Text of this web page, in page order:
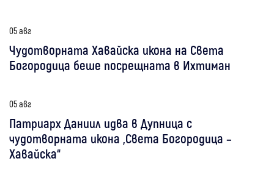
05 авг
Чудотворната Хавайска икона на Света
Богородица беше посрещната в Ихтиман
05 авг
Патриарх Даниил идва в Дупница с
чудотворната икона „Света Богородица –
Хавайска“